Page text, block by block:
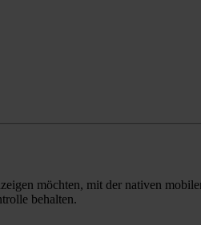
möchten, mit der nativen
behalten.